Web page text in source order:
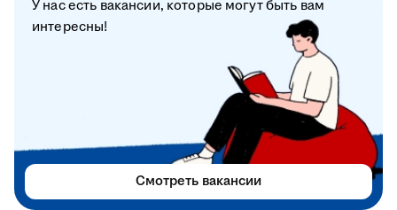
У нас есть вакансии, которые могут быть вам
интересны!
Смотреть вакансии